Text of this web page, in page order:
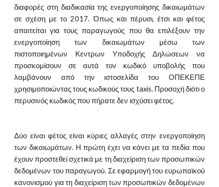
διαφορές στη διαδικασία της ενεργοποίησης δικαιωμάτων
σε σχέση με το 2017. Όπως και πέρυσι, έτσι και φέτος
απαιτείται για τους παραγωγούς που θα επιλέξουν την
ενεργοποίηση των δικαιωμάτων μέσω των
πιστοποιημένων Κεντρων Υποδοχής Δηλώσεων να
προσκομίσουν σε αυτά τον κωδικό υποβολής που
λαμβάνουν από την ιστοσελίδα του ΟΠΕΚΕΠΕ
χρησιμοποιώντας τους κωδικούς τους taxis. Προσοχή διότι ο
περυσινός κωδικός που πήρατε δεν ισχύσει φέτος.
Δύο είναι φέτος είναι κύριες αλλαγές στην ενεργοποίηση
των δικαιωμάτων. Η πρώτη έχει να κάνει με τα πεδία που
έχουν προστεθεί σχετικά με τη διαχείριση των προσωπικών
δεδομένων του παραγωγού. Σε εφαρμογή του ευρωπαϊκού
κανονισμού για τη διαχείριση των προσωπικών δεδομένων